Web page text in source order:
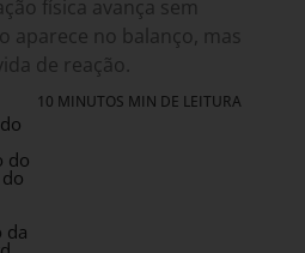
física avança sem
aparece no balanço, mas
de reação.
do
da
10 MINUTOS MIN DE LEITURA